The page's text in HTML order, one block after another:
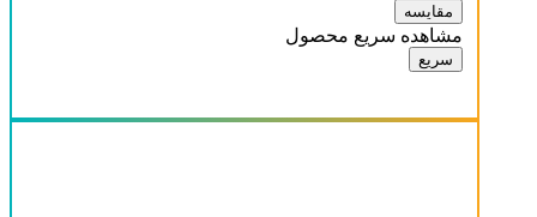
مقایسه
مشاهده سریع محصول
سریع